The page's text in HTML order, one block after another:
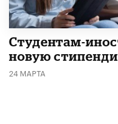
Студентам-
новую
24 МАРТА